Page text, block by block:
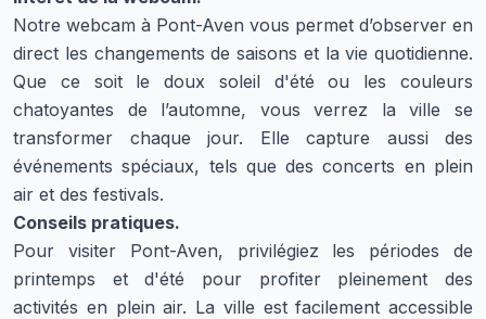
Notre webcam à Pont-Aven vous permet d’observer en
direct les changements de saisons et la vie quotidienne.
Que ce soit le doux soleil d'été ou les couleurs
chatoyantes de l’automne, vous verrez la ville se
transformer chaque jour. Elle capture aussi des
événements spéciaux, tels que des concerts en plein
air et des festivals.
Conseils pratiques.
Pour visiter Pont-Aven, privilégiez les périodes de
printemps et d'été pour profiter pleinement des
activités en plein air. La ville est facilement accessible